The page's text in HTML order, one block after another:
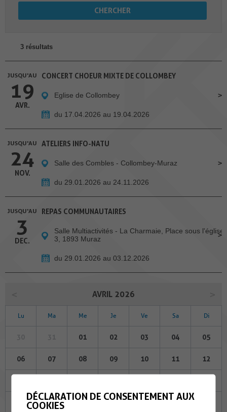
3 résultats
JUSQU'AU
19
AVR.
CONCERT CHOEUR MIXTE DE COLLOMBEY
Eglise de Collombey
du 17.04.2026 au 19.04.2026
JUSQU'AU
24
NOV.
ATELIERS INFO-NATU
Salle des Combles - Collombey-Muraz
du 29.01.2026 au 24.11.2026
JUSQU'AU
3
DEC.
REPAS COMMUNAUTAIRES
Salle Multiactivités - La Charmaie, Place sous l'église
3, 1893 Muraz
du 29.01.2026 au 03.12.2026
AVRIL 2026
Lu Ma Me Je Ve Sa Di
01 02 03 04 05
06 07 08 09 10 11 12
21 22 23 24 25
DÉCLARATION DE CONSENTEMENT AUX
COOKIES